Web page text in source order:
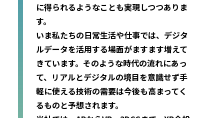
に得られるようなことも実現しつつありま
す。
いま私たちの日常生活や仕事では、デジタ
ルデータを活用する場面がますます増えて
きています。そのような時代の流れにあっ
て、リアルとデジタルの境目を意識せず手
軽に使える技術の需要は今後も高まってく
るものと予想されます。